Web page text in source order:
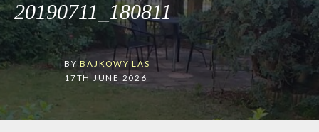
20190711_180811
BYBAJKOWY LAS
17TH JUNE 2026